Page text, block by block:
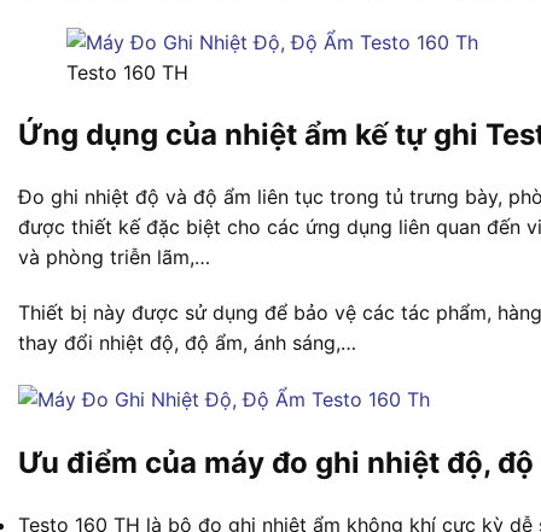
Testo 160 TH
Ứng dụng của nhiệt ẩm kế tự ghi
Đo ghi nhiệt độ và độ ẩm liên tục trong tủ trưng bày,
được thiết kế đặc biệt cho các ứng dụng liên quan đến
và phòng triễn lãm,…
Thiết bị này được sử dụng để bảo vệ các tác phẩm,
thay đổi nhiệt độ, độ ẩm, ánh sáng,…
Ưu điểm của máy đo ghi nhiệt độ,
Testo 160 TH là bộ đo ghi nhiệt ẩm không khí cực kỳ dễ